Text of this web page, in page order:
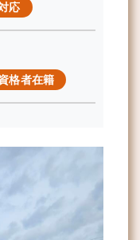
応
格者在籍